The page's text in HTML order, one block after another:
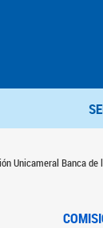
Unicameral Banca de